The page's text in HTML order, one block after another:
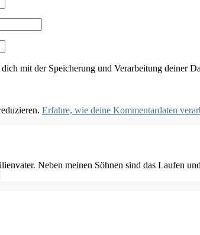
mit der Speicherung und Verarbeitung deiner
Erfahre, wie deine Kommentardaten
Neben meinen Söhnen sind das Laufen